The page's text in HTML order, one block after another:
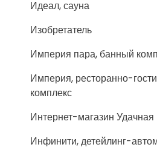
Идеал, сауна
Изобретатель
Империя пара, банный
Империя, ресторанно-
комплекс
Интернет-магазин Удачная
Инфинити, детейлинг-